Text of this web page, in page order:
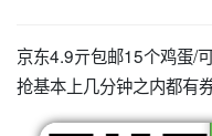
京东4.9亓包邮15个鸡蛋/
抢基本上几分钟之内都有